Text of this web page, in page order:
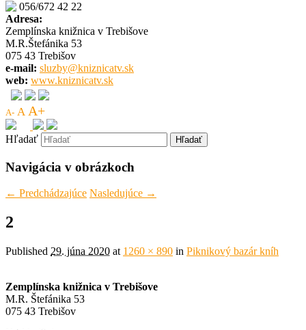
056/672 42 22
Adresa:
Zemplínska knižnica v Trebišove
M.R.Štefánika 53
075 43 Trebišov
e-mail: sluzby@kniznicatv.sk
web: www.kniznicatv.sk
A- A A+
Hľadať
Navigácia v obrázkoch
← Predchádzajúce Nasledujúce →
2
Published 29. júna 2020 at 1260 × 890 in Piknikový bazár kníh
Zemplínska knižnica v Trebišove
M.R. Štefánika 53
075 43 Trebišov